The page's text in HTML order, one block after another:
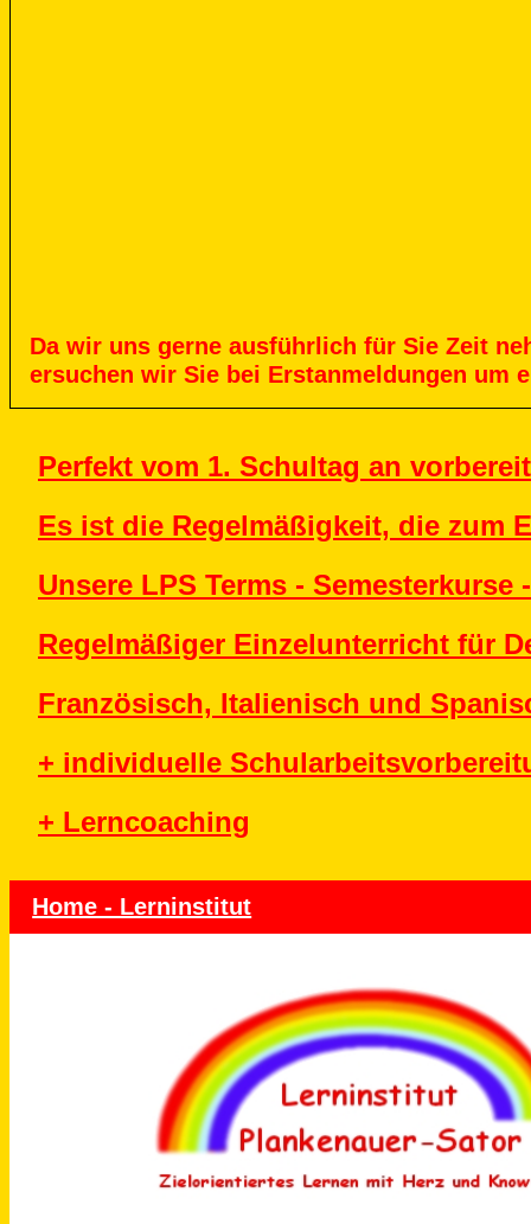
Dawir uns gerne ausführlich für Sie Zeit
ersuchen wir Sie bei Erstanmeldungen um
Perfekt vom 1. Schultag an
Es ist die Regelmäßigkeit, die zum
Unsere LPS Terms -
Regelmäßiger Einzelunterricht für
Französisch, Italienisch und
+ individuelle
+ Lerncoaching
Home - Lerninstitut